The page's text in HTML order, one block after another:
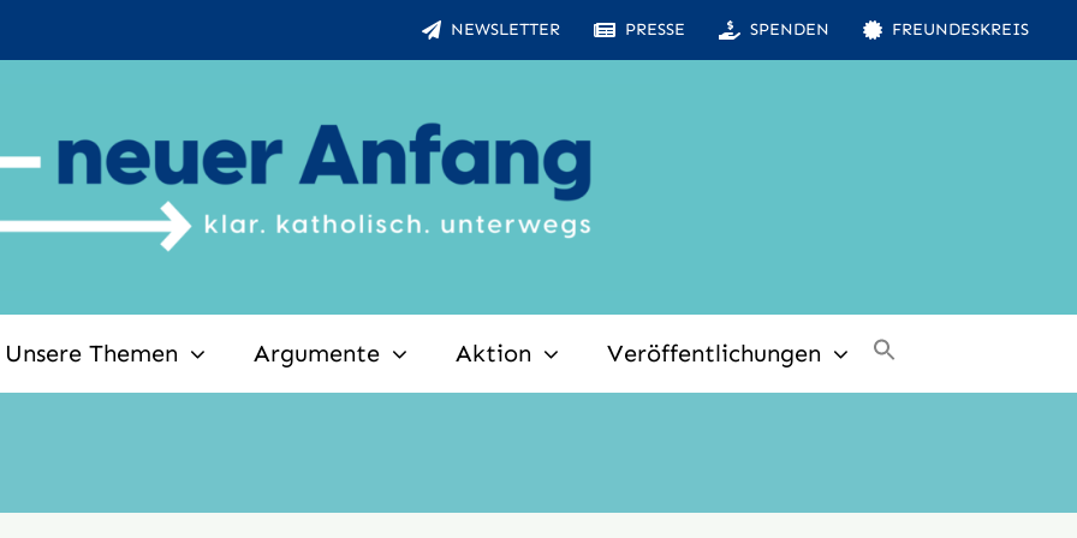
NEWSLETTER PRESSE SPENDEN FREUNDESKREIS
Unsere Themen Argumente Aktion Veröffentlichungen